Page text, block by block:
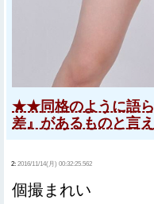
★★同格のように語ら
差』があるものと言
2: 2016/11/14(月) 00:32:25.562
個撮まれい